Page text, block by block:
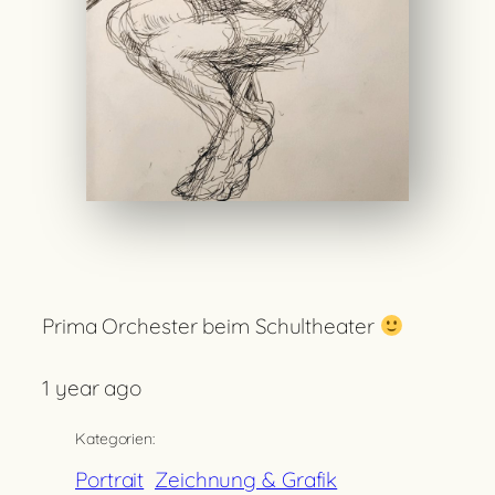
Prima Orchester beim Schultheater
1 year ago
Kategorien:
Portrait Zeichnung & Grafik